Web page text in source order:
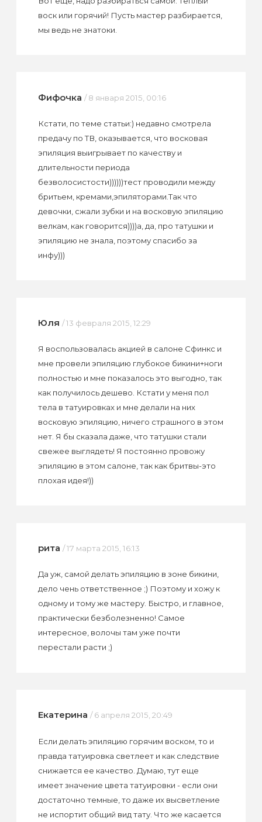
воск или горячий! Пусть мастер разбирается,
мы ведь не знатоки.
Фифочка / 8 января 2015, 00:16
Кстати, по теме статьи:) недавно смотрела
предачу по ТВ, оказывается, что восковая
эпиляция выигрывает по качеству и
длительности периода
безволосистости))))))тест проводили между
бритьем, кремами,эпиляторами.Так что
девочки, сжали зубки и на восковую эпиляцию
велкам, как говорится))))а, да, про татушки и
эпиляцию не знала, поэтому спасибо за
инфу)))
Юля / 13 февраля 2015, 12:29
Я воспользовалась акцией в салоне Сфинкс и
мне провели эпиляцию глубокое бикини+ноги
полностью и мне показалось это выгодно, так
как получилось дешево. Кстати у меня пол
тела в татуировках и мне делали на них
восковую эпиляцию, ничего страшного в этом
нет. Я бы сказала даже, что татушки стали
свежее выглядеть! Я постоянно провожу
эпиляцию в этом салоне, так как бритвы-это
плохая идея!))
рита / 17 марта 2015, 16:13
Да уж, самой делать эпиляцию в зоне бикини,
дело чень ответственное ;) Поэтому и хожу к
одному и тому же мастеру. Быстро, и главное,
практически безболезненно! Самое
интересное, волочы там уже почти
перестали расти ;)
Екатерина / 6 апреля 2015, 20:49
Если делать эпиляцию горячим воском, то и
правда татуировка светлеет и как следствие
снижается ее качество. Думаю, тут еще
имеет значение цвета татуировки - если они
достаточно темные, то даже их высветление
не испортит общий вид тату. Что же касается